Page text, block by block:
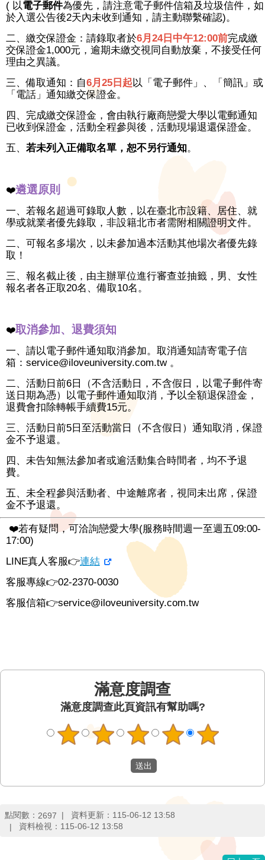
( 以電子郵件為優先，請注意電子郵件信箱及垃圾信件，如
於入選公告後2天內未收到通知，請主動聯繫確認)。
二、繳交保證金：請錄取者於6月24日中午12:00前完成繳
交保證金1,000元，逾期未繳交視同自動放棄，不接受任何
理由之異議。
三、備取通知：自6月25日起 以「電子郵件」、「簡訊」或
「電話」通知繳交保證金。
四、完成繳交保證金，會由執行廠商戀愛大學以電郵通知
已收到保證金，活動全程參與後，活動現場退還保證金。
五、 若未列入正備取名單，恕不另行通知。
❤️遴選原則
一、若報名超過可錄取人數，以在臺北市設籍、居住、就
學或就業者優先錄取，非設籍北市者需附相關證明文件。
二、可報名多場次，以未參加過本活動其他場次者優先錄
取！
三、報名截止後，由主辦單位進行審查並抽籤，男、女性
報名者各正取20名、備取10名。
❤️取消參加、退費須知
一、請以電子郵件通知取消參加。取消通知請寄電子信
箱：service@iloveuniversity.com.tw 。
二、活動日前6日（不含活動日，不含假日，以電子郵件寄
送日期為憑）以電子郵件通知取消，予以全額退保證金，
退費會扣除轉帳手續費15元。
三、活動日前5日至活動當日（不含假日）通知取消，保證
金不予退還。
四、未告知無法參加者或逾活動集合時間者，均不予退
費。
五、未全程參與活動者、中途離席者，視同未出席，保證
金不予退還。
❤️若有疑問，可洽詢戀愛大學(服務時間週一至週五09:00-
17:00)
LINE真人客服👉連結
客服專線👉02-2370-0030
客服信箱👉service@iloveuniversity.com.tw
滿意度調查此頁資訊有幫助嗎?
點閱數： 2697 資料更新： 115-06-12 13:58
資料檢視： 115-06-12 13:58